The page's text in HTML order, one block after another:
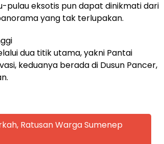
pulau eksotis pun dapat dinikmati dari
yang tak terlupakan.
dua titik utama, yakni Pantai
keduanya berada di Dusun Pancer,
Ratusan Warga Sumenep